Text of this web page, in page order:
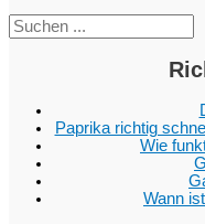
Paprika richtig
Wie
Wann